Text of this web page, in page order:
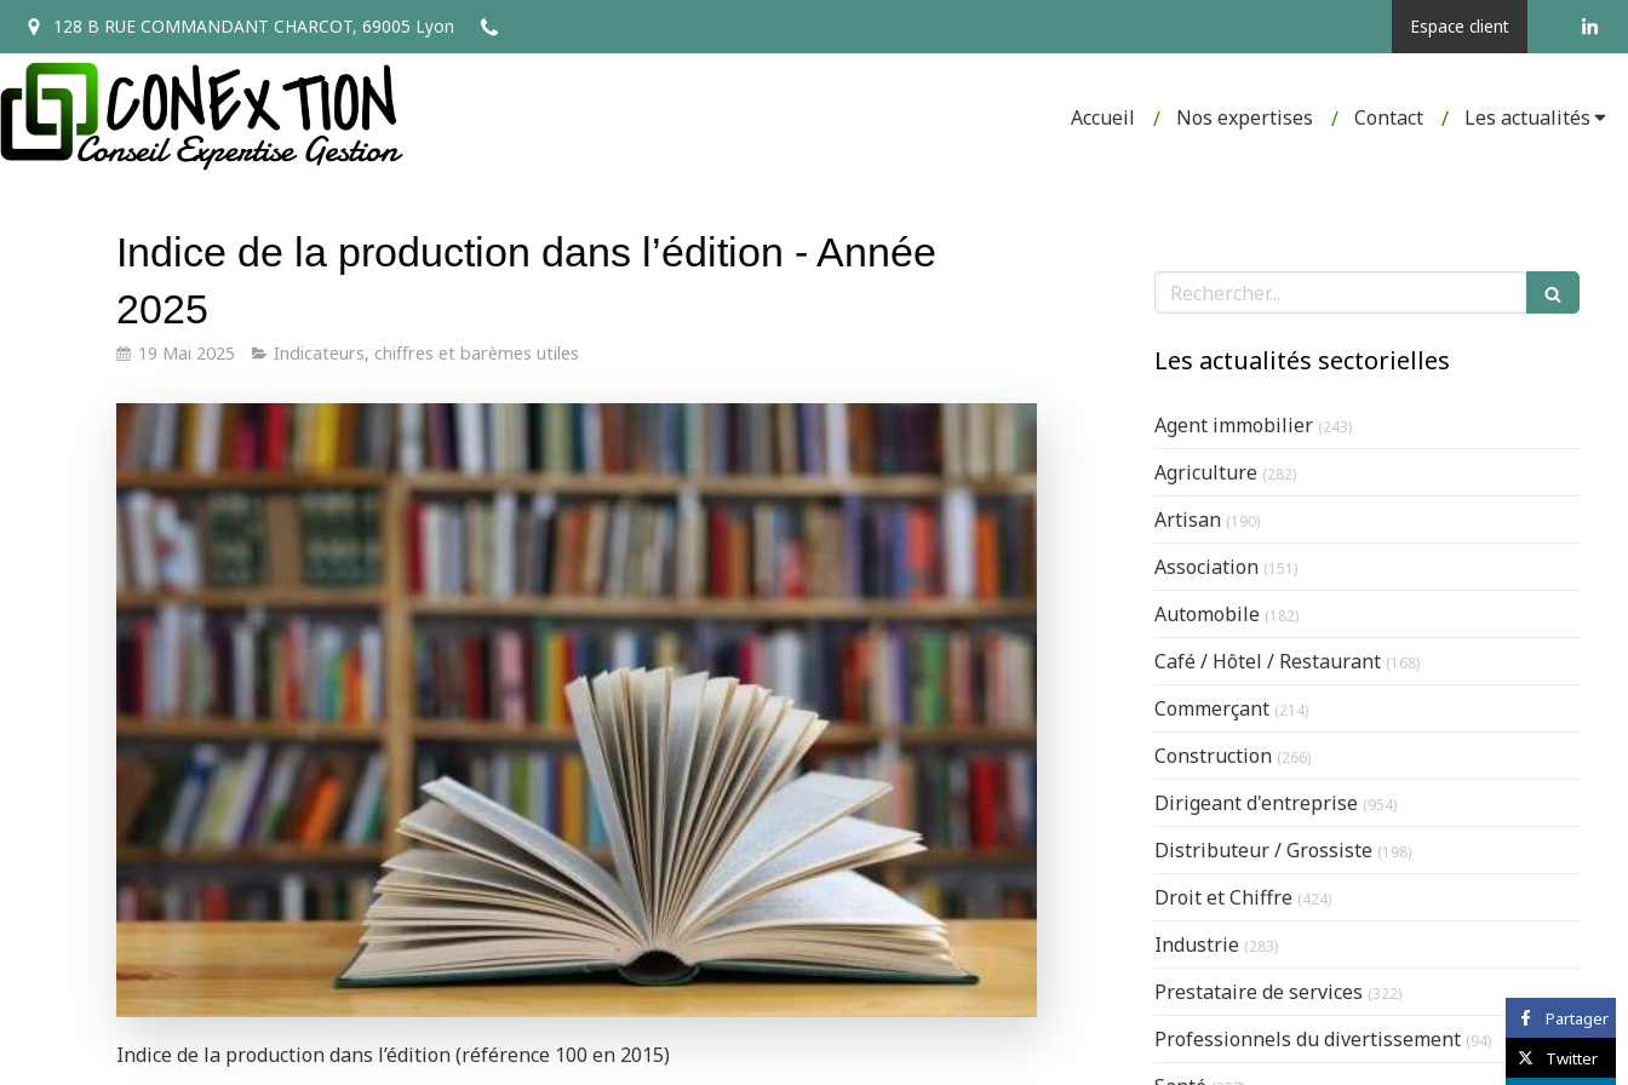
128 B RUE COMMANDANT CHARCOT, 69005 Lyon Espace client
Accueil Nos expertises Contact Les actualités
Indice de la production dans l’édition - Année
2025
19 Mai 2025 Indicateurs, chiffres et barèmes utiles
Indice de la production dans l’édition (référence 100 en 2015)
Partager
Twitter
Rechercher
Les actualités sectorielles
Agent immobilier (243)Articles Count
Agriculture (282)Articles Count
Artisan (190)Articles Count
Association (151)Articles Count
Automobile (182)Articles Count
Café / Hôtel / Restaurant (168)Articles Count
Commerçant (214)Articles Count
Construction (266)Articles Count
Dirigeant d'entreprise (954)Articles Count
Distributeur / Grossiste (198)Articles Count
Droit et Chiffre (424)Articles Count
Industrie (283)Articles Count
Prestataire de services (322)Articles Count
Professionnels du divertissement (94)Articles Count